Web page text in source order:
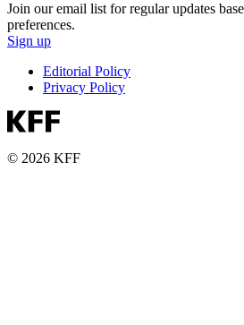
Join our email list for regular updates
preferences.
Sign up
Editorial Policy
Privacy Policy
© 2026 KFF